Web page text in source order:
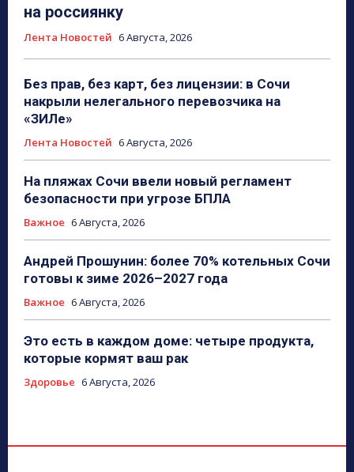
на россиянку
Лента Новостей 6 Августа, 2026
Без прав, без карт, без лицензии: в Сочи
накрыли нелегального перевозчика на
«ЗИЛе»
Лента Новостей 6 Августа, 2026
На пляжах Сочи ввели новый регламент
безопасности при угрозе БПЛА
Важное 6 Августа, 2026
Андрей Прошунин: более 70% котельных Сочи
готовы к зиме 2026–2027 года
Важное 6 Августа, 2026
Это есть в каждом доме: четыре продукта,
которые кормят ваш рак
Здоровье 6 Августа, 2026